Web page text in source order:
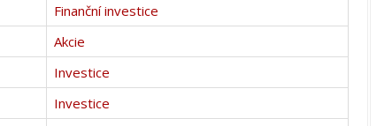
Finanční investice
Akcie
Investice
Investice